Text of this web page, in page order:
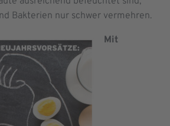
Bakterien nur schwer vermehren.
Mit